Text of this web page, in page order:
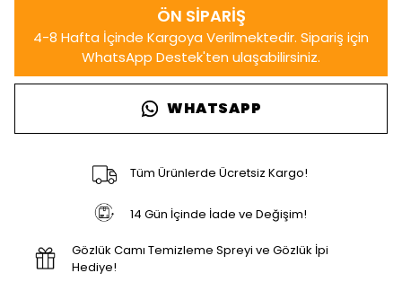
WHATSAPP
Tüm Ürünlerde Ücretsiz Kargo!
14 Gün İçinde İade ve Değişim!
Gözlük Camı Temizleme Spreyi ve Gözlük İpi
Hediye!